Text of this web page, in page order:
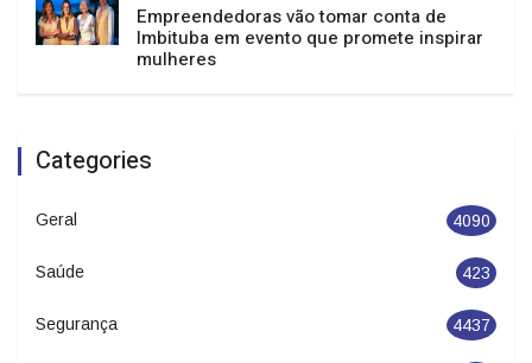
Empreendedoras vão tomar conta de
Imbituba em evento que promete inspirar
mulheres
Categories
Geral 4090
Saúde 423
Segurança 4437